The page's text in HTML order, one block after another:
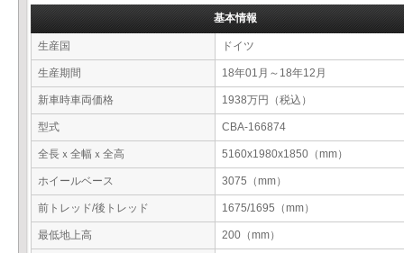
基本情報
生産国 ドイツ
生産期間 18年01月～18年12月
新車時車両価格 1938万円（税込）
型式 CBA-166874
全長ｘ全幅ｘ全高 5160x1980x1850（mm）
ホイールベース 3075（mm）
前トレッド/後トレッド 1675/1695（mm）
最低地上高 200（mm）